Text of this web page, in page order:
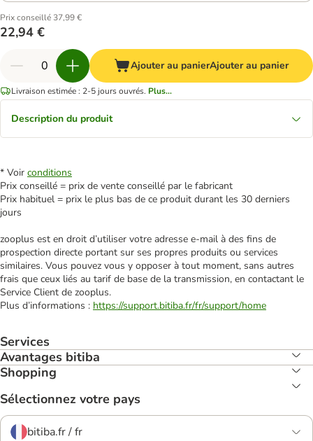
Prix conseillé 37,99 €
22,94 €
Ajouter au panierAjouter au panier
Livraison estimée : 2-5 jours ouvrés. Plus...
Description du produit
* Voir conditions
Prix conseillé = prix de vente conseillé par le fabricant
Prix habituel = prix le plus bas de ce produit durant les 30 derniers
jours
zooplus est en droit d’utiliser votre adresse e‑mail à des fins de
prospection directe portant sur ses propres produits ou services
similaires. Vous pouvez vous y opposer à tout moment, sans autres
frais que ceux liés au tarif de base de la transmission, en contactant le
Service Client de zooplus.
Plus d’informations : https://support.bitiba.fr/fr/support/home
Services
Avantages bitiba
Shopping
Sélectionnez votre pays
bitiba.fr / fr